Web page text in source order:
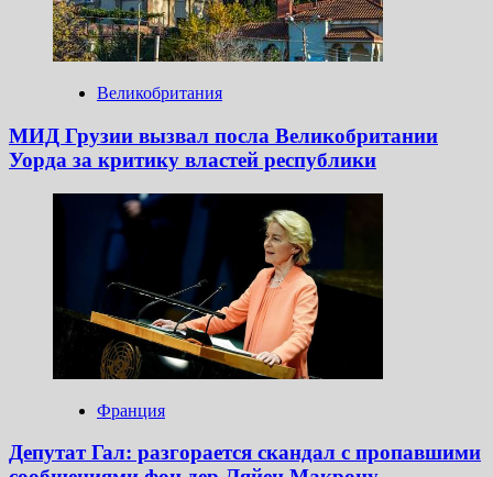
Великобритания
МИД Грузии вызвал посла Великобритании
Уорда за критику властей республики
Франция
Депутат Гал: разгорается скандал с пропавшими